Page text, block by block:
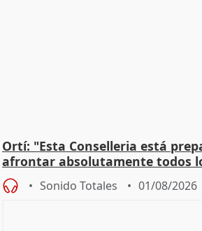
Ortí: "Esta Conselleria está
afrontar absolutamente todos
Sonido Totales 01/08/2026